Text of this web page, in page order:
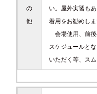
の
他
い。屋外実習も
着用をお勧めしま
会場使用、前
スケジュールと
いただく等、ス